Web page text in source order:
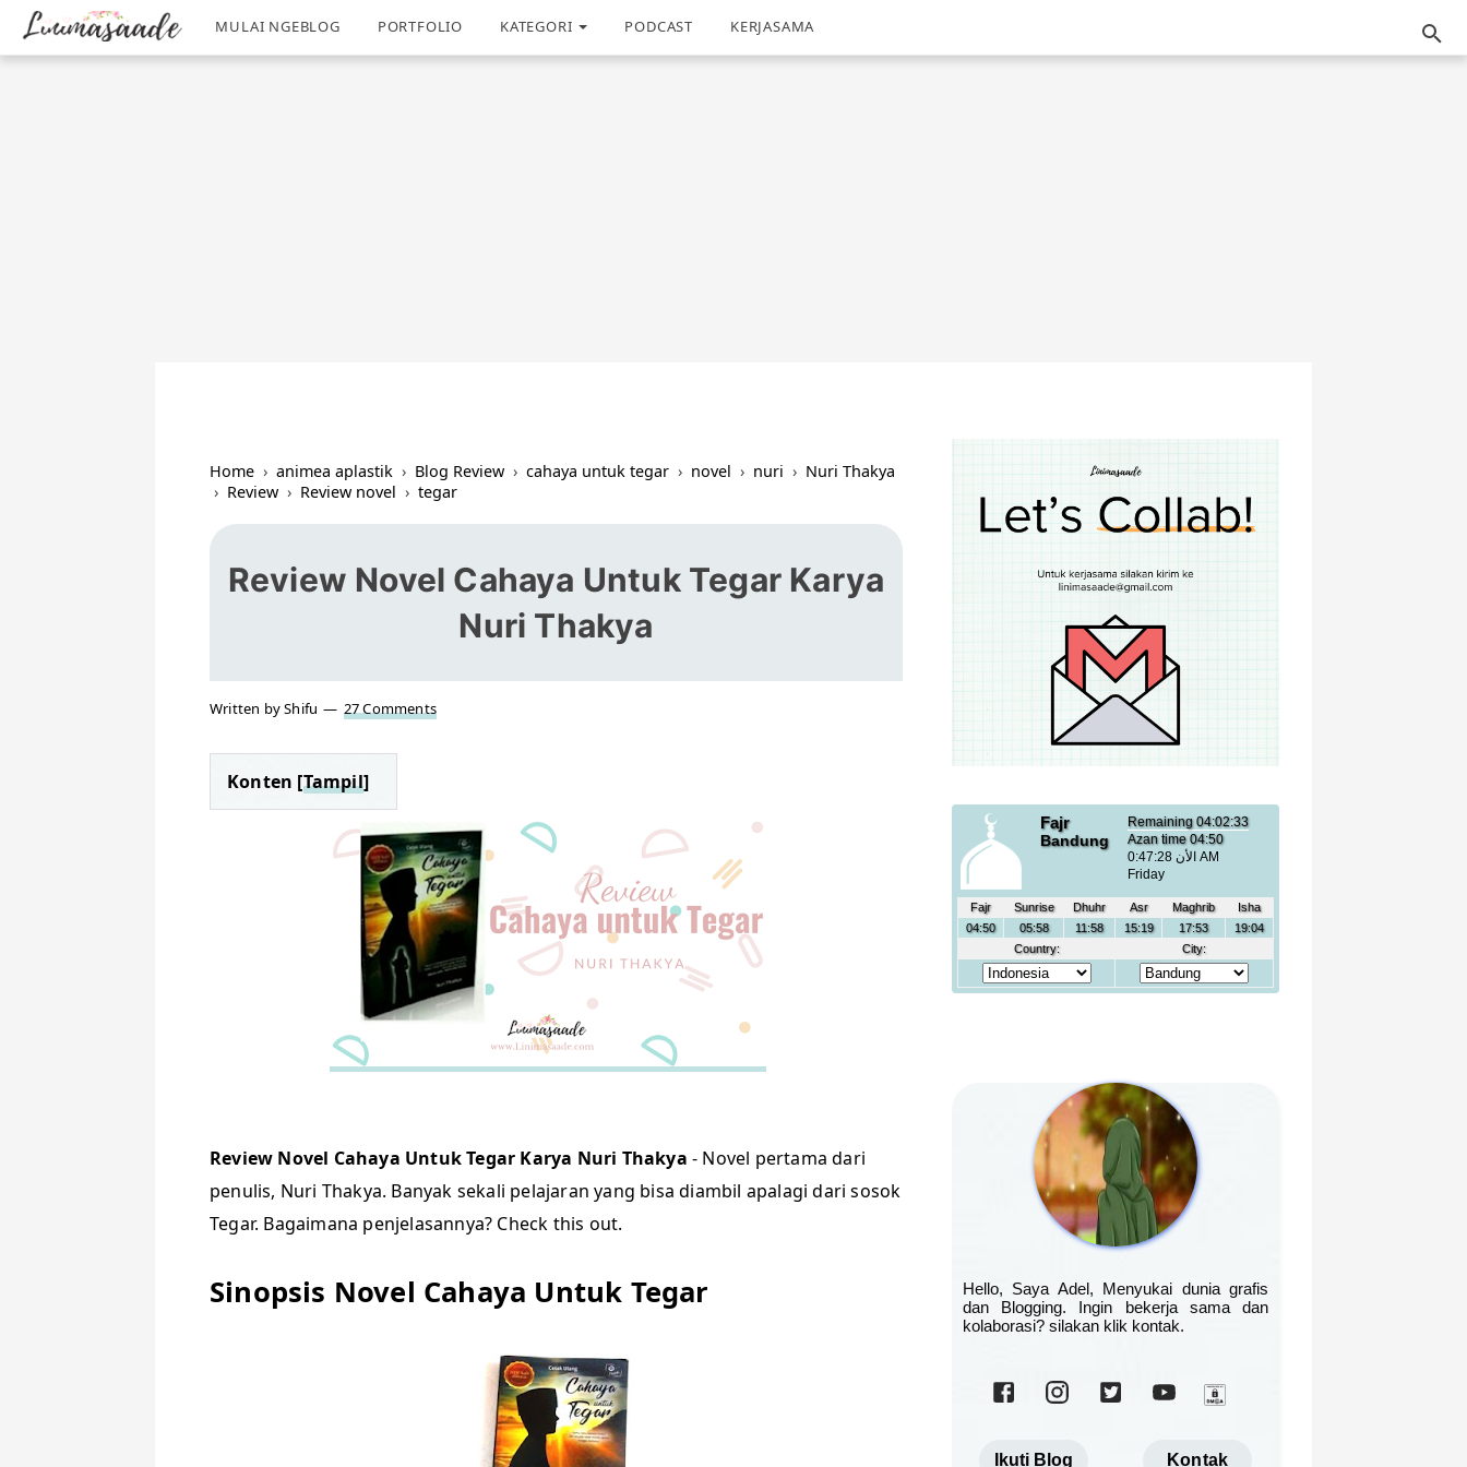
MULAI NGEBLOG PORTFOLIO KATEGORI PODCAST KERJASAMA
Home › animea aplastik › Blog Review › cahaya untuk tegar › novel › nuri › Nuri Thakya
› Review › Review novel › tegar
Review Novel Cahaya Untuk Tegar Karya
Nuri Thakya
Written by Shifu 27 Comments
Konten [Tampil]
Review Novel Cahaya Untuk Tegar Karya Nuri Thakya - Novel pertama dari
penulis, Nuri Thakya. Banyak sekali pelajaran yang bisa diambil apalagi dari sosok
Tegar. Bagaimana penjelasannya? Check this out.
Sinopsis Novel Cahaya Untuk Tegar
Hello, Saya Adel, Menyukai dunia grafis
dan Blogging. Ingin bekerja sama dan
kolaborasi? silakan klik kontak.
Ikuti Blog Kontak